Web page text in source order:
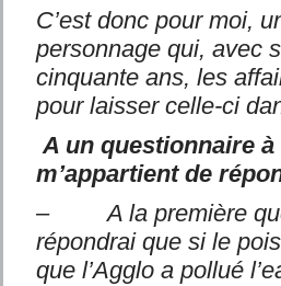
C’est donc pour moi,
personnage qui, avec
cinquante ans, les
pour laisser celle-ci
A un questionnaire
m’appartient de
– A la première
répondrai que si le
que l’Agglo a pollué